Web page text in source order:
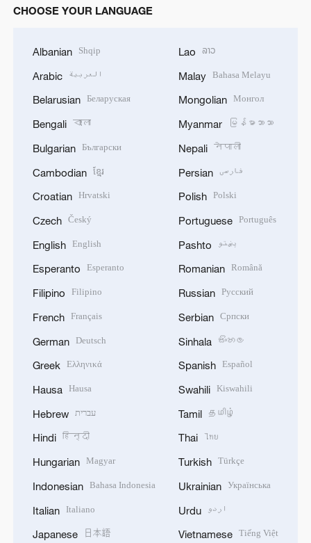
CHOOSE YOUR LANGUAGE
Albanian Shqip
Arabic العربية
Belarusian Беларуская
Bengali বাংলা
Bulgarian Български
Cambodian ខ្មែរ
Croatian Hrvatski
Czech Český
English English
Esperanto Esperanto
Filipino Filipino
French Français
German Deutsch
Greek Ελληνικά
Hausa Hausa
Hebrew עברית
Hindi हिन्दी
Hungarian Magyar
Indonesian Bahasa Indonesia
Italian Italiano
Japanese 日本語
Lao ລາວ
Malay Bahasa Melayu
Mongolian Монгол
Myanmar မြန်မာဘာသာ
Nepali नेपाली
Persian فارسی
Polish Polski
Portuguese Português
Pashto پښتو
Romanian Română
Russian Русский
Serbian Српски
Sinhala සිංහල
Spanish Español
Swahili Kiswahili
Tamil தமிழ்
Thai ไทย
Turkish Türkçe
Ukrainian Українська
Urdu اردو
Vietnamese Tiếng Việt